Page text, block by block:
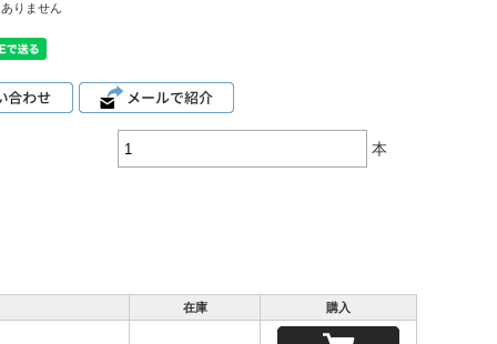
りません
本
在庫 購入